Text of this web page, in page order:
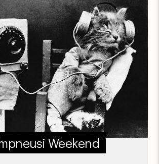
Weekend